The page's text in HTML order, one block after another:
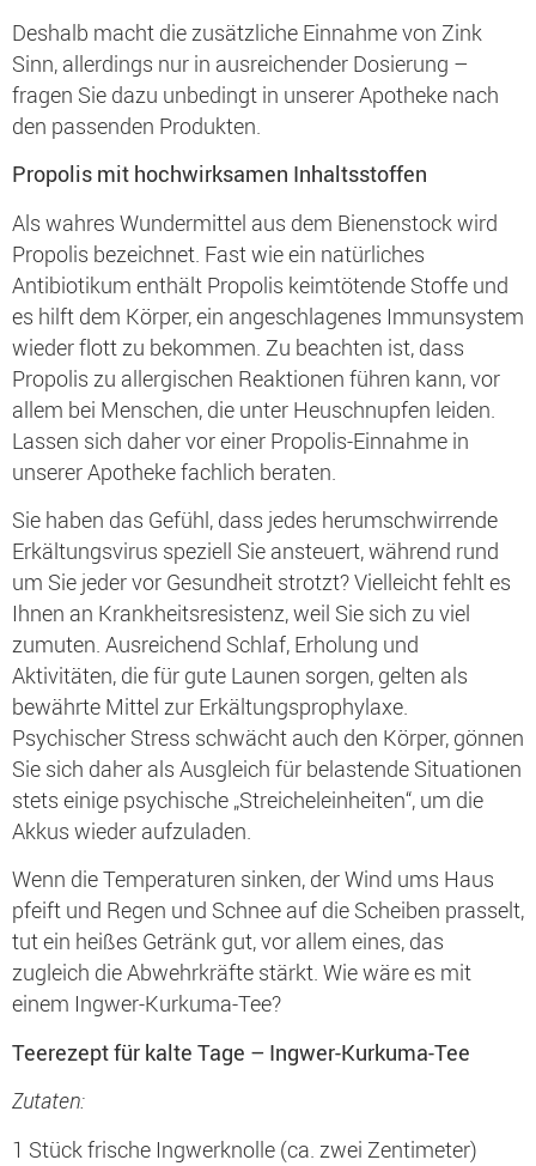
Deshalb macht die zusätzliche Einnahme von Zink
Sinn, allerdings nur in ausreichender Dosierung –
fragen Sie dazu unbedingt in unserer Apotheke nach
den passenden Produkten.
Propolis mit hochwirksamen Inhaltsstoffen
Als wahres Wundermittel aus dem Bienenstock wird
Propolis bezeichnet. Fast wie ein natürliches
Antibiotikum enthält Propolis keimtötende Stoffe und
es hilft dem Körper, ein angeschlagenes Immunsystem
wieder flott zu bekommen. Zu beachten ist, dass
Propolis zu allergischen Reaktionen führen kann, vor
allem bei Menschen, die unter Heuschnupfen leiden.
Lassen sich daher vor einer Propolis-Einnahme in
unserer Apotheke fachlich beraten.
Sie haben das Gefühl, dass jedes herumschwirrende
Erkältungsvirus speziell Sie ansteuert, während rund
um Sie jeder vor Gesundheit strotzt? Vielleicht fehlt es
Ihnen an Krankheitsresistenz, weil Sie sich zu viel
zumuten. Ausreichend Schlaf, Erholung und
Aktivitäten, die für gute Launen sorgen, gelten als
bewährte Mittel zur Erkältungsprophylaxe.
Psychischer Stress schwächt auch den Körper, gönnen
Sie sich daher als Ausgleich für belastende Situationen
stets einige psychische „Streicheleinheiten“, um die
Akkus wieder aufzuladen.
Wenn die Temperaturen sinken, der Wind ums Haus
pfeift und Regen und Schnee auf die Scheiben prasselt,
tut ein heißes Getränk gut, vor allem eines, das
zugleich die Abwehrkräfte stärkt. Wie wäre es mit
einem Ingwer-Kurkuma-Tee?
Teerezept für kalte Tage – Ingwer-Kurkuma-Tee
Zutaten:
1 Stück frische Ingwerknolle (ca. zwei Zentimeter)